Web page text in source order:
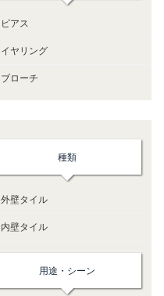
ピアス
イヤリング
ブローチ
種類
外壁タイル
内壁タイル
用途・シーン